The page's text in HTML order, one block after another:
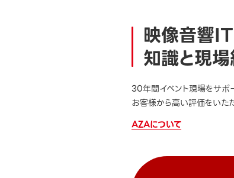
映像音響IT
知識と現
30年間イベント現場をサポ
お客様から高い評価をいた
AZAについて